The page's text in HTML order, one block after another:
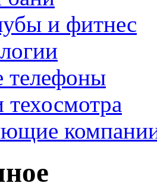
и фитнес
телефоны